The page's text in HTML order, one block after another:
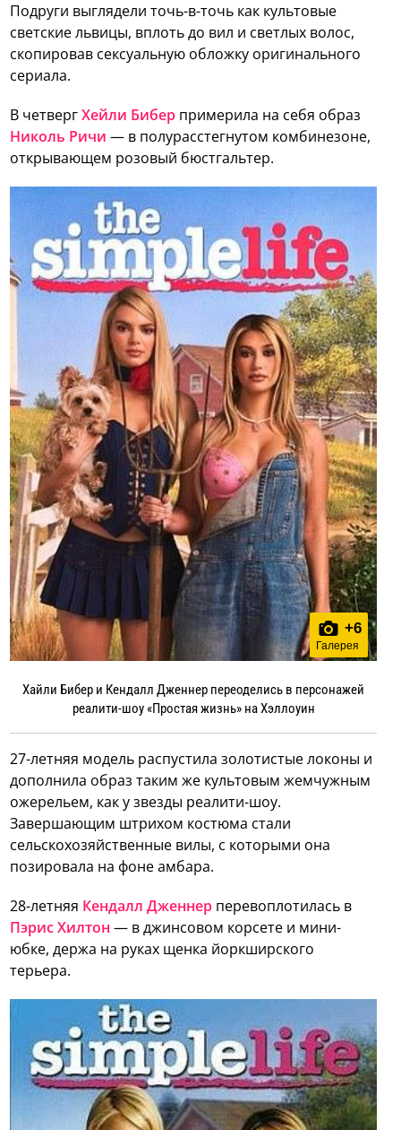
Подруги выглядели точь-в-точь как культовые
светские львицы, вплоть до вил и светлых волос,
скопировав сексуальную обложку оригинального
сериала.
В четвергХейли Бибер примерила на себя образ
Николь Ричи — в полурасстегнутом комбинезоне,
открывающем розовый бюстгальтер.
+6
Галерея
Хайли Бибер и Кендалл Дженнер переоделись в персонажей
реалити-шоу «Простая жизнь» на Хэллоуин
27-летняя модель распустила золотистые локоны и
дополнила образ таким же культовым жемчужным
ожерельем, как у звезды реалити-шоу.
Завершающим штрихом костюма стали
сельскохозяйственные вилы, с которыми она
позировала на фоне амбара.
28-летняя Кендалл Дженнер перевоплотилась в
Пэрис Хилтон — в джинсовом корсете и мини-
юбке, держа на руках щенка йоркширского
терьера.